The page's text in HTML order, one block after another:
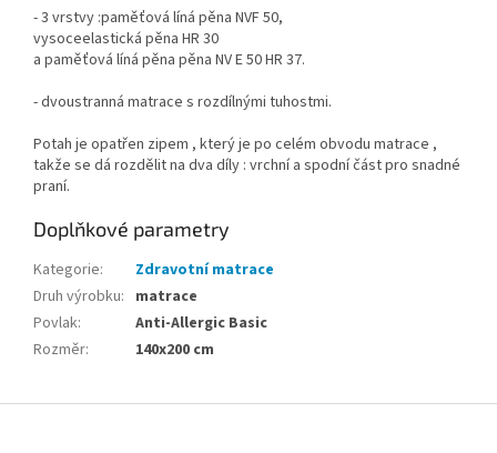
- 3 vrstvy :paměťová líná pěna NVF 50,
vysoceelastická pěna HR 30
a paměťová líná pěna pěna NV E 50 HR 37.
- dvoustranná matrace s rozdílnými tuhostmi.
Potah je opatřen zipem , který je po celém obvodu matrace ,
takže se dá rozdělit na dva díly : vrchní a spodní část pro snadné
praní.
Doplňkové parametry
Kategorie:
Zdravotní matrace
Druh výrobku: matrace
Povlak:
Anti-Allergic Basic
Rozměr: 140x200 cm